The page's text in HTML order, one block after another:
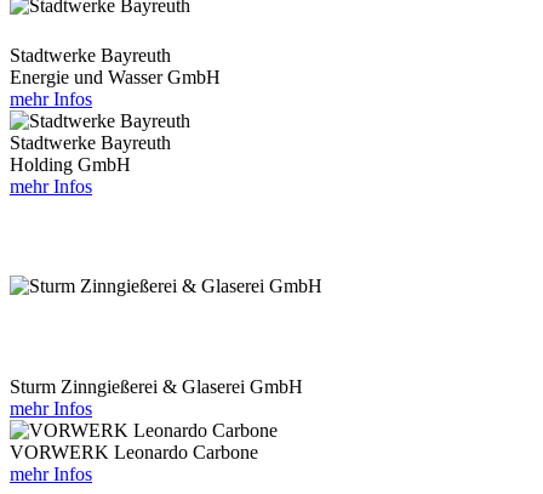
Stadtwerke Bayreuth
Energie und Wasser GmbH
mehr Infos
Stadtwerke Bayreuth
Holding GmbH
mehr Infos
Sturm Zinngießerei & Glaserei GmbH
mehr Infos
VORWERK Leonardo Carbone
mehr Infos